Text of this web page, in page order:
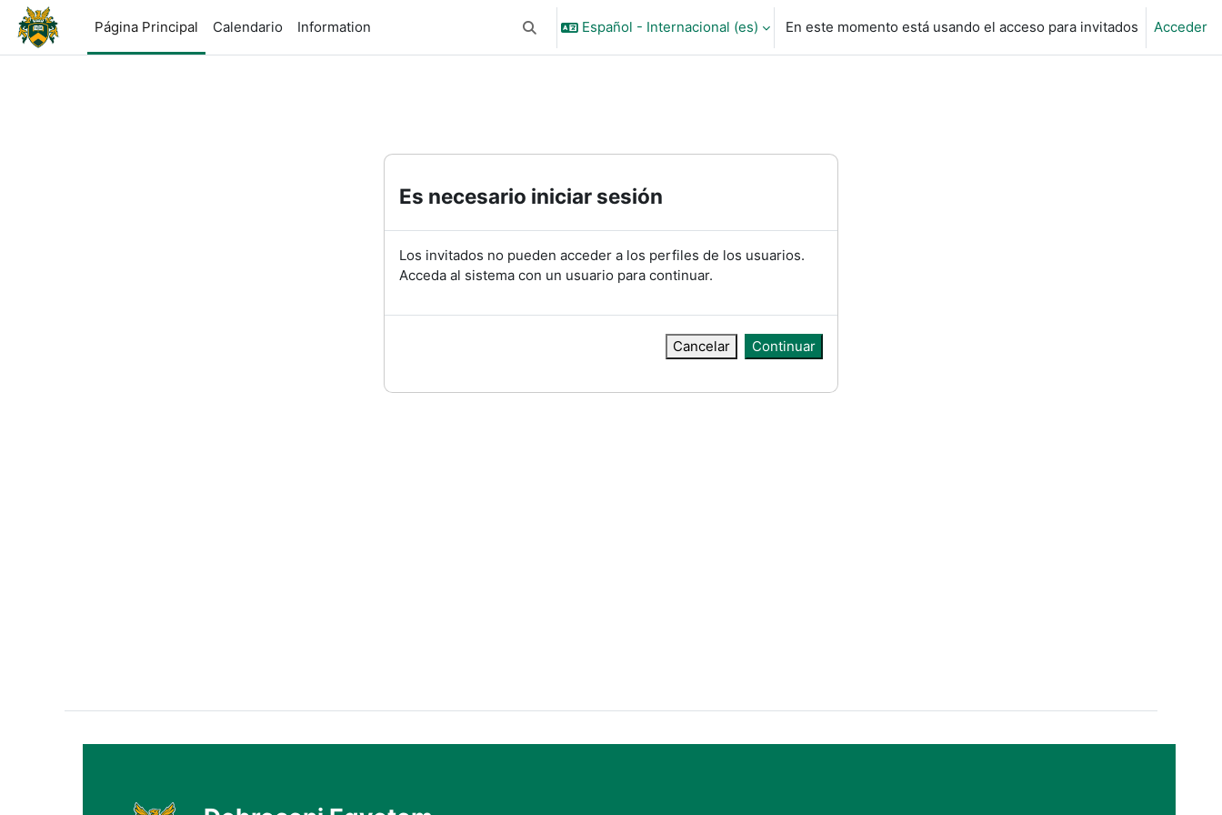
Salta al contenido principal
Página Principal
Calendario Information Selector de búsqueda de entrada
Español - Internacional ‎(es)‎ En este momento está usando el acceso para invitados Acceder
Es necesario iniciar sesión
Los invitados no pueden acceder a los perfiles de los usuarios.
Acceda al sistema con un usuario para continuar.
Cancelar Continuar